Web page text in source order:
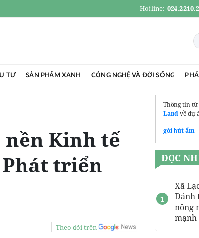
Hotline:
TƯ SẢN PHẨM XANH CÔNG NGHỆ VÀ ĐỜI SỐNG
Kinh tế
triển
Theo dõi trên
Thông tin từ
Landvề dự
gói hút ẩm
ĐỌC
Xã
Đánh
nông
mạnh